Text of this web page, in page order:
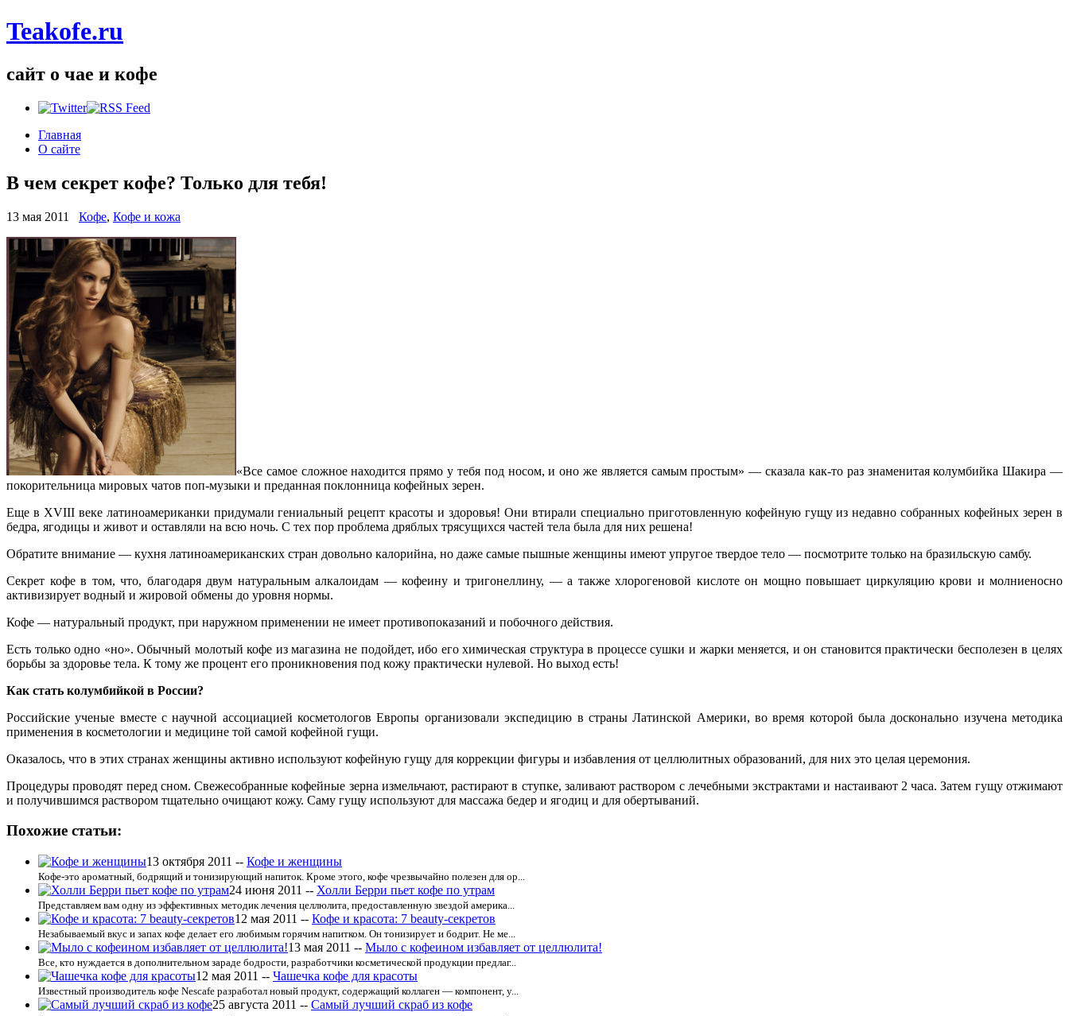
Teakofe.ru
сайт о чае и кофе
Главная
О сайте
В чем секрет кофе? Только для тебя!
13 мая 2011 Кофе, Кофе и кожа
«Все самое сложное находится прямо у тебя под носом, и оно же является самым простым» — сказала как-то раз знаменитая колумбийка Шакира —
покорительница мировых чатов поп-музыки и преданная поклонница кофейных зерен.
Еще в XVIII веке латиноамериканки придумали гениальный рецепт красоты и здоровья! Они втирали специально приготовленную кофейную гущу из недавно собранных кофейных зерен в
бедра, ягодицы и живот и оставляли на всю ночь. С тех пор проблема дряблых трясущихся частей тела была для них решена!
Обратите внимание — кухня латиноамериканских стран довольно калорийна, но даже самые пышные женщины имеют упругое твердое тело — посмотрите только на бразильскую самбу.
Секрет кофе в том, что, благодаря двум натуральным алкалоидам — кофеину и тригонеллину, — а также хлорогеновой кислоте он мощно повышает циркуляцию крови и молниеносно
активизирует водный и жировой обмены до уровня нормы.
Кофе — натуральный продукт, при наружном применении не имеет противопоказаний и побочного действия.
Есть только одно «но». Обычный молотый кофе из магазина не подойдет, ибо его химическая структура в процессе сушки и жарки меняется, и он становится практически бесполезен в целях
борьбы за здоровье тела. К тому же процент его проникновения под кожу практически нулевой. Но выход есть!
Как стать колумбийкой в России?
Российские ученые вместе с научной ассоциацией косметологов Европы организовали экспедицию в страны Латинской Америки, во время которой была досконально изучена методика
применения в косметологии и медицине той самой кофейной гущи.
Оказалось, что в этих странах женщины активно используют кофейную гущу для коррекции фигуры и избавления от целлюлитных образований, для них это целая церемония.
Процедуры проводят перед сном. Свежесобранные кофейные зерна измельчают, растирают в ступке, заливают раствором с лечебными экстрактами и настаивают 2 часа. Затем гущу отжимают
и получившимся раствором тщательно очищают кожу. Саму гущу используют для массажа бедер и ягодиц и для обертываний.
Похожие статьи:
13 октября 2011 -- Кофе и женщины
Кофе-это ароматный, бодрящий и тонизирующий напиток. Кроме этого, кофе чрезвычайно полезен для ор...
24 июня 2011 -- Холли Берри пьет кофе по утрам
Представляем вам одну из эффективных методик лечения целлюлита, предоставленную звездой америка...
12 мая 2011 -- Кофе и красота: 7 beauty-секретов
Незабываемый вкус и запах кофе делает его любимым горячим напитком. Он тонизирует и бодрит. Не ме...
13 мая 2011 -- Мыло с кофеином избавляет от целлюлита!
Все, кто нуждается в дополнительном зараде бодрости, разработчики косметической продукции предлаг...
12 мая 2011 -- Чашечка кофе для красоты
Известный производитель кофе Nescafe разработал новый продукт, содержащий коллаген — компонент, у...
25 августа 2011 -- Самый лучший скраб из кофе